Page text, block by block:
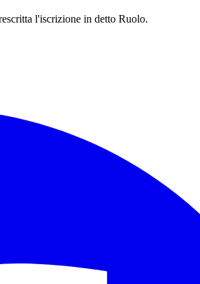
l'iscrizione in detto Ruolo.